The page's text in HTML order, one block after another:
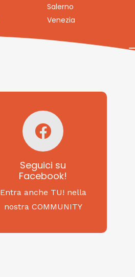
Salerno
Venezia
Seguici su
Facebook!
Entra anche TU! nella
nostra COMMUNITY
Seguici su
Facebook!
SAGRITALY
Feste, cibi e tradizioni
da Nord a Sud...